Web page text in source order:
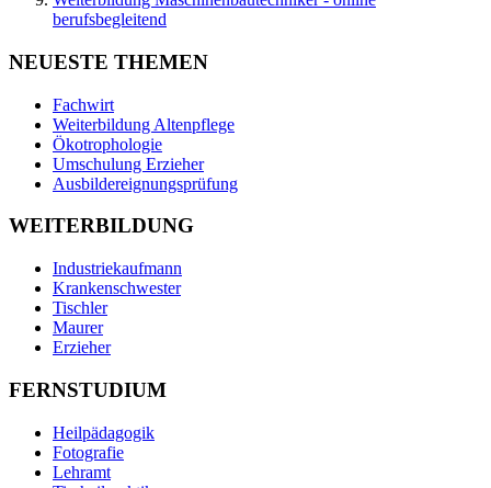
berufsbegleitend
NEUESTE THEMEN
Fachwirt
Weiterbildung Altenpflege
Ökotrophologie
Umschulung Erzieher
Ausbildereignungsprüfung
WEITERBILDUNG
Industriekaufmann
Krankenschwester
Tischler
Maurer
Erzieher
FERNSTUDIUM
Heilpädagogik
Fotografie
Lehramt